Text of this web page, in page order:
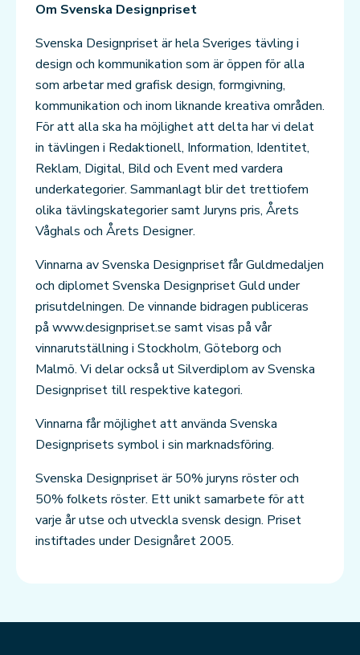
Om Svenska Designpriset
Svenska Designpriset är hela Sveriges tävling i
design och kommunikation som är öppen för alla
som arbetar med grafisk design, formgivning,
kommunikation och inom liknande kreativa områden.
För att alla ska ha möjlighet att delta har vi delat
in tävlingen i Redaktionell, Information, Identitet,
Reklam, Digital, Bild och Event med vardera
underkategorier. Sammanlagt blir det trettiofem
olika tävlingskategorier samt Juryns pris, Årets
Våghals och Årets Designer.
Vinnarna av Svenska Designpriset får Guldmedaljen
och diplomet Svenska Designpriset Guld under
prisutdelningen. De vinnande bidragen publiceras
på www.designpriset.se samt visas på vår
vinnarutställning i Stockholm, Göteborg och
Malmö. Vi delar också ut Silverdiplom av Svenska
Designpriset till respektive kategori.
Vinnarna får möjlighet att använda Svenska
Designprisets symbol i sin marknadsföring.
Svenska Designpriset är 50% juryns röster och
50% folkets röster. Ett unikt samarbete för att
varje år utse och utveckla svensk design. Priset
instiftades under Designåret 2005.